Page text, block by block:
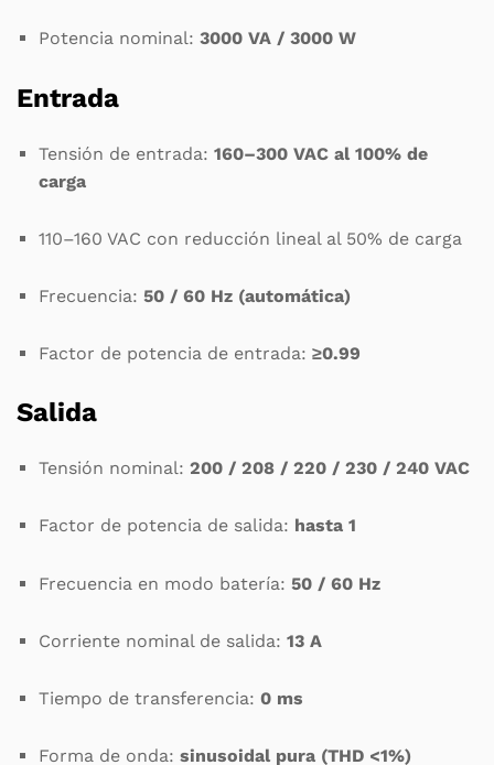
Potencia nominal: 3000 VA / 3000 W
Entrada
Tensión de entrada: 160–300 VAC al 100% de
carga
110–160 VAC con reducción lineal al 50% de carga
Frecuencia: 50 / 60 Hz (automática)
Factor de potencia de entrada: ≥0.99
Salida
Tensión nominal: 200 / 208 / 220 / 230 / 240 VAC
Factor de potencia de salida: hasta 1
Frecuencia en modo batería: 50 / 60 Hz
Corriente nominal de salida: 13 A
Tiempo de transferencia: 0 ms
Forma de onda: sinusoidal pura (THD <1%)